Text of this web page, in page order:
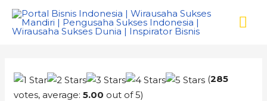
(285
votes, average:5.00 out of 5)